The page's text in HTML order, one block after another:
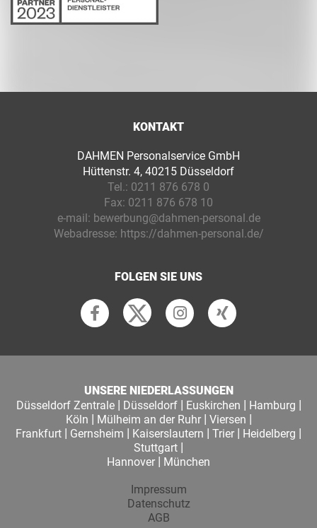
KONTAKT
DAHMEN Personalservice GmbH
Hüttenstr. 4, 40215 Düsseldorf
Tel.: 0211 876 678 0
Fax: 0211 876 678 10
e-mail: bewerbung@dahmen-personal.de
Webadresse: https://dahmen-personal.de/
FOLGEN SIE UNS
UNSERE NIEDERLASSUNGEN
Düsseldorf Zentrale| Düsseldorf| Euskirchen | Hamburg |
Köln | Mülheim an der Ruhr| Viersen |
Frankfurt | Gernsheim | Kaiserslautern | Trier | Heidelberg |
Stuttgart |
Hannover | München
Impressum
Datenschutz
AGB